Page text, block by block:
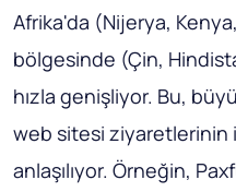
Afrika'da (Nijerya,
bölgesinde (Çin,
hızla genişliyor. Bu,
web sitesi ziyaretlerinin
anlaşılıyor. Örneğin,